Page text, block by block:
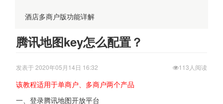
酒店多商户版功能详解
腾讯地图key怎么配置？
发表于 2020年05月14日 16:32 113人阅读
该教程适用于单商户、多商户两个产品
一、 登录腾讯地图开放平台